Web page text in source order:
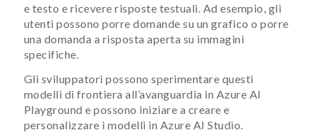
e testo e ricevere risposte testuali. Ad esempio, gli
utenti possono porre domande su un grafico o porre
una domanda a risposta aperta su immagini
specifiche.
Gli sviluppatori possono sperimentare questi
modelli di frontiera all’avanguardia in Azure AI
Playground e possono iniziare a creare e
personalizzare i modelli in Azure AI Studio.